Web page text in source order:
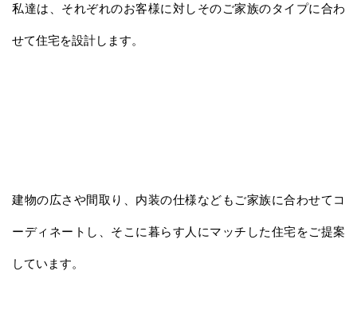
私達は、それぞれのお客様に対しそのご家族のタイプに合わ
せて住宅を設計します。
建物の広さや間取り、内装の仕様などもご家族に合わせてコ
ーディネートし、そこに暮らす人にマッチした住宅をご提案
しています。